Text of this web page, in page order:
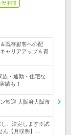
歴不問
既存顧客への配
ャリアアップ＆資
・通勤・住宅な
績も！
歓迎 大阪府大阪市
し、決定します※試
ん【月収例】…